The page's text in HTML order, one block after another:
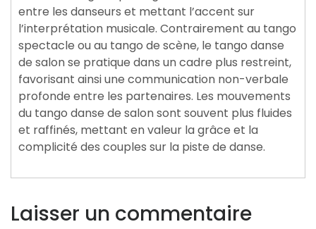
entre les danseurs et mettant l’accent sur
l’interprétation musicale. Contrairement au tango
spectacle ou au tango de scène, le tango danse
de salon se pratique dans un cadre plus restreint,
favorisant ainsi une communication non-verbale
profonde entre les partenaires. Les mouvements
du tango danse de salon sont souvent plus fluides
et raffinés, mettant en valeur la grâce et la
complicité des couples sur la piste de danse.
Laisser un commentaire